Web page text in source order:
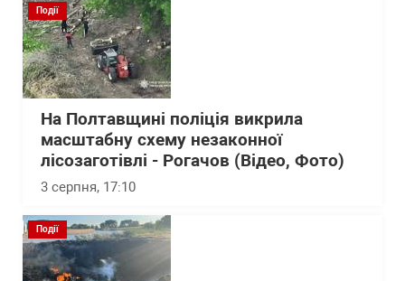
Події
На Полтавщині поліція викрила
масштабну схему незаконної
лісозаготівлі - Рогачов (Відео, Фото)
3 серпня, 17:10
Події